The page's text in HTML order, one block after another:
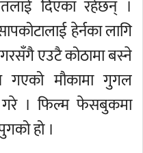
दिएका रहेछन् ।
हेर्नका लागि
एउटै कोठामा बस्ने
मौकामा गुगल
गरे । फिल्म फेसबुकमा
हो ।